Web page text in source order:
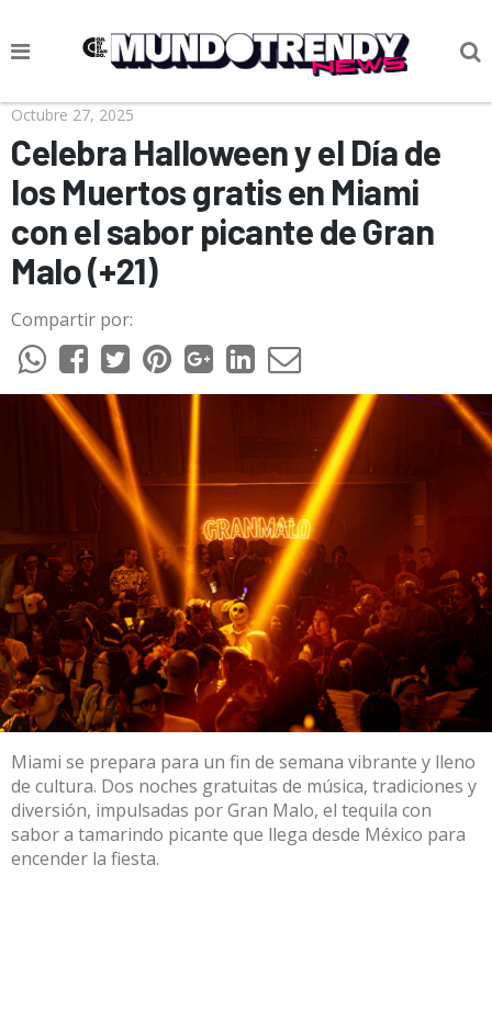
NOTICIAS
CULTURA POP
CIENCIA Y TECNOLOGÍA
VIDA
SOCIEDAD
CULTURIZANDO.COM
Octubre 27, 2025
Celebra Halloween y el Día de
los Muertos gratis en Miami
con el sabor picante de Gran
Malo (+21)
Compartir por:
Miami se prepara para un fin de semana vibrante y lleno
de cultura. Dos noches gratuitas de música, tradiciones y
diversión, impulsadas por Gran Malo, el tequila con
sabor a tamarindo picante que llega desde México para
encender la fiesta.